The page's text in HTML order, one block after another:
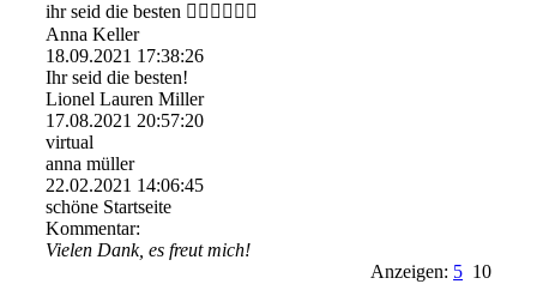
ihr seid die besten 👌🏽👌🏽😚😚
Anna Keller
18.09.2021 17:38:26
Ihr seid die besten!
Lionel Lauren Miller
17.08.2021 20:57:20
virtual
anna müller
22.02.2021 14:06:45
schöne Startseite
Kommentar:
Vielen Dank, es freut mich!
Anzeigen: 5 10